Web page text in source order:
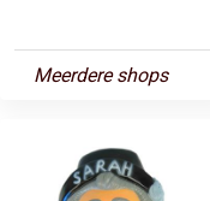
Meerdere shops